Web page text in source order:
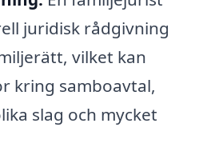
juridisk rådgivning
vilket kan
kring samboavtal,
slag och mycket